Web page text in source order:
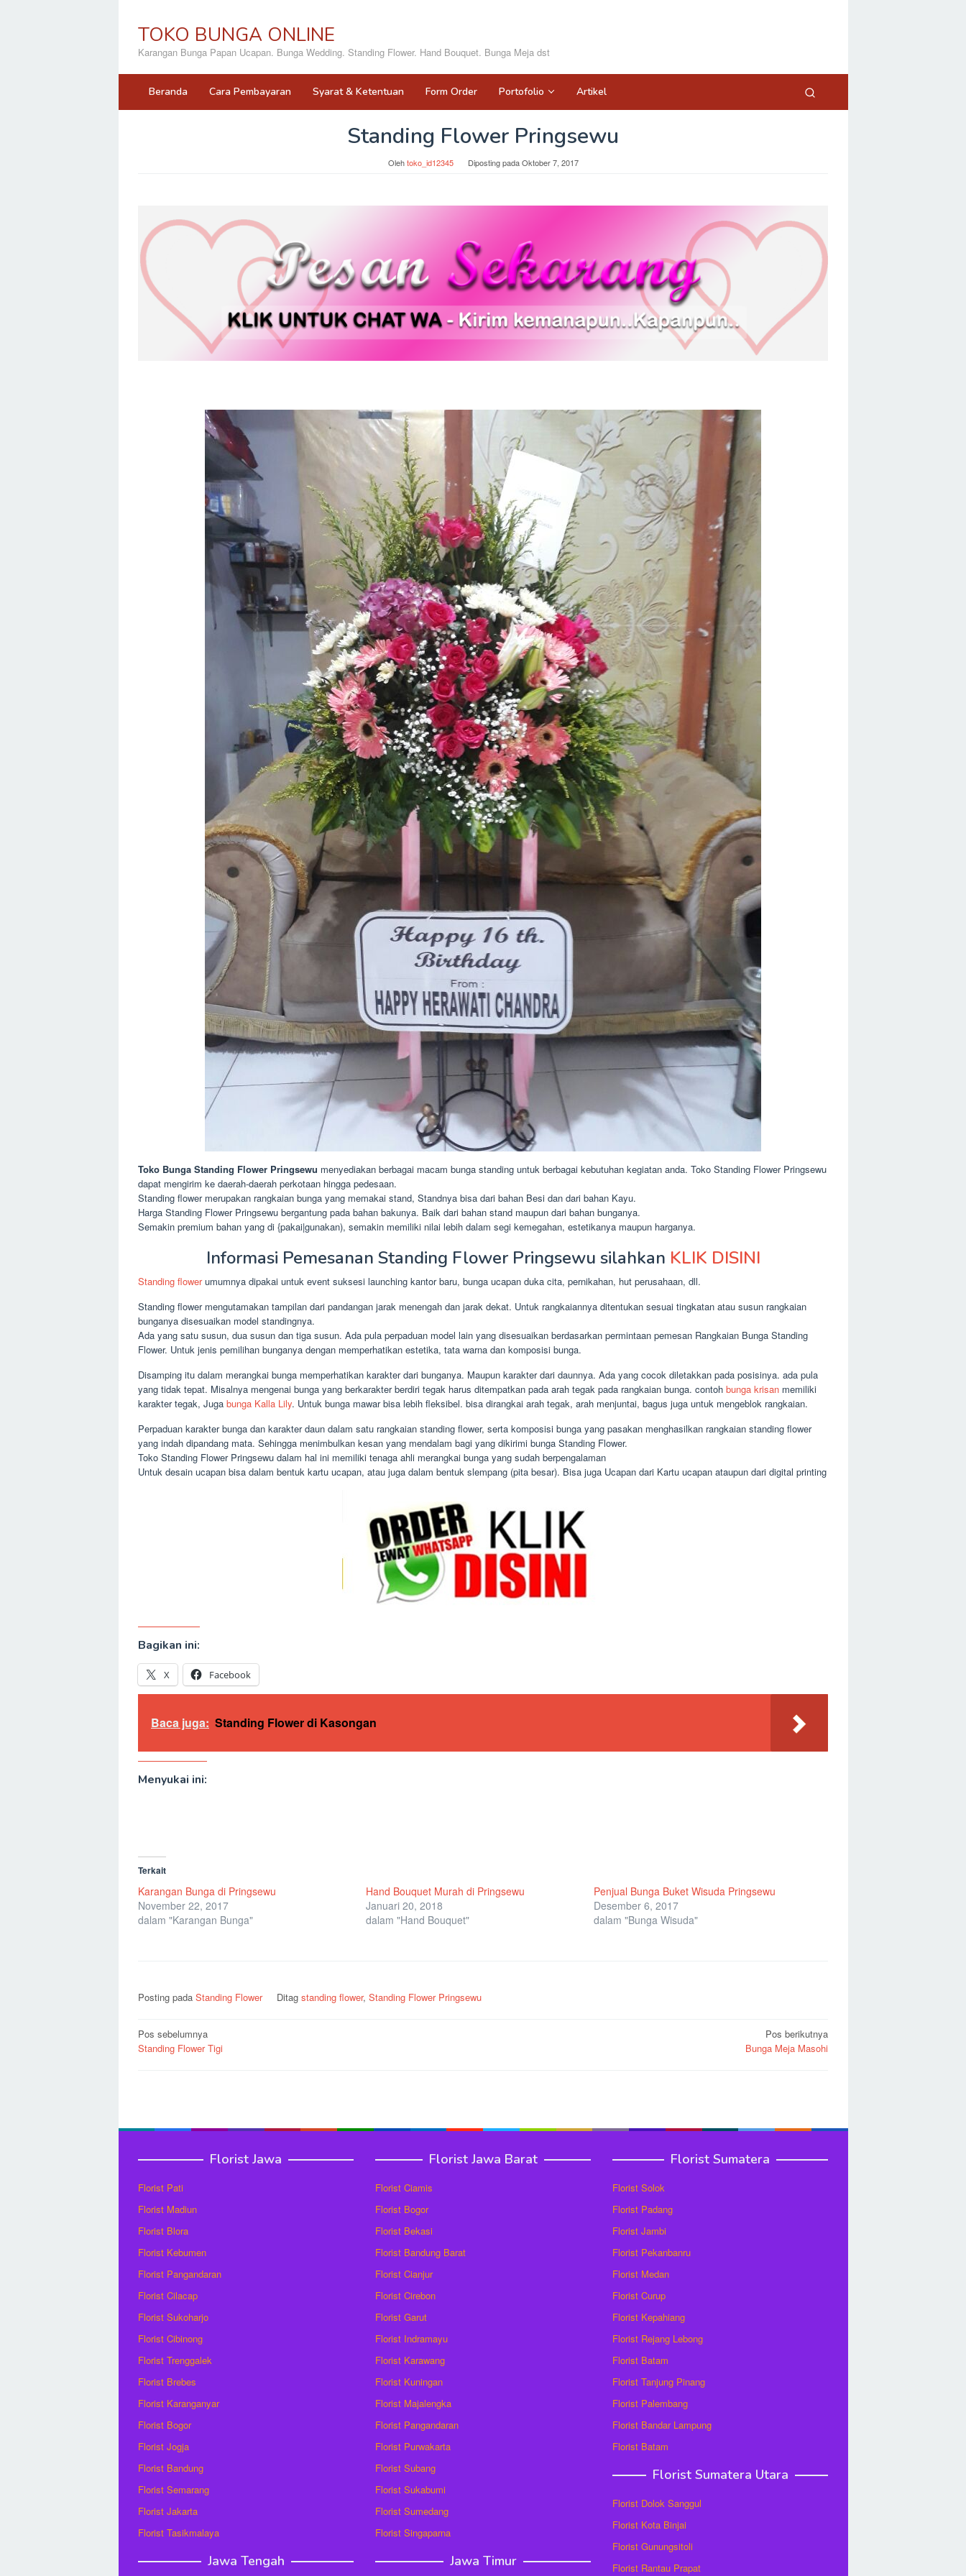
TOKO BUNGA ONLINE
Karangan Bunga Papan Ucapan. Bunga Wedding. Standing Flower. Hand Bouquet. Bunga Meja dst
Beranda Cara Pembayaran Syarat & Ketentuan Form Order Portofolio Artikel
Standing Flower Pringsewu
Olehtoko_id12345 Diposting padaOktober 7, 2017
Toko Bunga Standing Flower Pringsewu menyediakan berbagai macam bunga standing untuk berbagai kebutuhan kegiatan anda. Toko Standing Flower Pringsewu
dapat mengirim ke daerah-daerah perkotaan hingga pedesaan.
Standing flower merupakan rangkaian bunga yang memakai stand, Standnya bisa dari bahan Besi dan dari bahan Kayu.
Harga Standing Flower Pringsewu bergantung pada bahan bakunya. Baik dari bahan stand maupun dari bahan bunganya.
Semakin premium bahan yang di {pakai|gunakan), semakin memiliki nilai lebih dalam segi kemegahan, estetikanya maupun harganya.
Informasi Pemesanan Standing Flower Pringsewu silahkan KLIK DISINI
Standing flowerumumnya dipakai untuk event suksesi launching kantor baru, bunga ucapan duka cita, pernikahan, hut perusahaan, dll.
Standing flower mengutamakan tampilan dari pandangan jarak menengah dan jarak dekat. Untuk rangkaiannya ditentukan sesuai tingkatan atau susun rangkaian
bunganya disesuaikan model standingnya.
Ada yang satu susun, dua susun dan tiga susun. Ada pula perpaduan model lain yang disesuaikan berdasarkan permintaan pemesan Rangkaian Bunga Standing
Flower. Untuk jenis pemilihan bunganya dengan memperhatikan estetika, tata warna dan komposisi bunga.
Disamping itu dalam merangkai bunga memperhatikan karakter dari bunganya. Maupun karakter dari daunnya. Ada yang cocok diletakkan pada posisinya. ada pula
yang tidak tepat. Misalnya mengenai bunga yang berkarakter berdiri tegak harus ditempatkan pada arah tegak pada rangkaian bunga. contoh bunga krisan memiliki
karakter tegak, Juga bunga Kalla Lily. Untuk bunga mawar bisa lebih fleksibel. bisa dirangkai arah tegak, arah menjuntai, bagus juga untuk mengeblok rangkaian.
Perpaduan karakter bunga dan karakter daun dalam satu rangkaian standing flower, serta komposisi bunga yang pasakan menghasilkan rangkaian standing flower
yang indah dipandang mata. Sehingga menimbulkan kesan yang mendalam bagi yang dikirimi bunga Standing Flower.
Toko Standing Flower Pringsewu dalam hal ini memiliki tenaga ahli merangkai bunga yang sudah berpengalaman
Untuk desain ucapan bisa dalam bentuk kartu ucapan, atau juga dalam bentuk slempang (pita besar). Bisa juga Ucapan dari Kartu ucapan ataupun dari digital printing
Bagikan ini:
X Facebook
Baca juga: Standing Flower di Kasongan
Menyukai ini:
Terkait
Karangan Bunga di Pringsewu
November 22, 2017
dalam "Karangan Bunga"
Hand Bouquet Murah di Pringsewu
Januari 20, 2018
dalam "Hand Bouquet"
Penjual Bunga Buket Wisuda Pringsewu
Desember 6, 2017
dalam "Bunga Wisuda"
Posting pada Standing Flower Ditag standing flower, Standing Flower Pringsewu
Navigasi
pos
Pos sebelumnya
Standing Flower Tigi
Pos berikutnya
Bunga Meja Masohi
Florist Jawa
Florist Pati
Florist Madiun
Florist Blora
Florist Kebumen
Florist Pangandaran
Florist Cilacap
Florist Sukoharjo
Florist Cibinong
Florist Trenggalek
Florist Brebes
Florist Karanganyar
Florist Bogor
Florist Jogja
Florist Bandung
Florist Semarang
Florist Jakarta
Florist Tasikmalaya
Jawa Tengah
Florist Jawa Barat
Florist Ciamis
Florist Bogor
Florist Bekasi
Florist Bandung Barat
Florist Cianjur
Florist Cirebon
Florist Garut
Florist Indramayu
Florist Karawang
Florist Kuningan
Florist Majalengka
Florist Pangandaran
Florist Purwakarta
Florist Subang
Florist Sukabumi
Florist Sumedang
Florist Singaparna
Jawa Timur
Florist Sumatera
Florist Solok
Florist Padang
Florist Jambi
Florist Pekanbanru
Florist Medan
Florist Curup
Florist Kepahiang
Florist Rejang Lebong
Florist Batam
Florist Tanjung Pinang
Florist Palembang
Florist Bandar Lampung
Florist Batam
Florist Sumatera Utara
Florist Dolok Sanggul
Florist Kota Binjai
Florist Gunungsitoli
Florist Rantau Prapat